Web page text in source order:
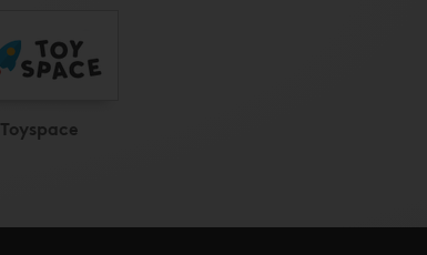
Toyspace